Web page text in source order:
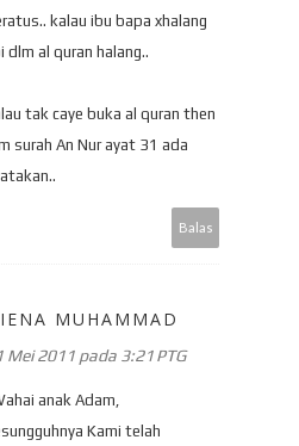
kalau ibu bapa xhalang
dlm al quran halang..
tak caye buka al quran then
surah An Nur ayat 31 ada
Balas
MUHAMMAD
Mei 2011 pada 3:21 PTG
anak Adam,
Kami telah